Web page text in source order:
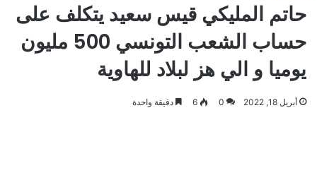
حاتم المليكي قيس سعيد يتكلف على
حساب الشعب التونسي 500 مليون
يوميا و الي هز لبلاد للهاوية
أبريل 18, 2022 0
6 دقيقة واحدة